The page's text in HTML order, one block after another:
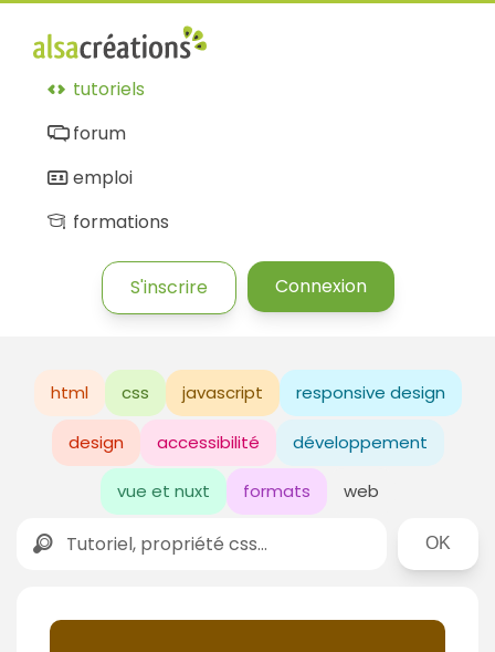
tutoriels
forum
emploi
formations
S'inscrire Connexion
html css javascript responsive design
design accessibilité développement
vue et nuxt formats web
Rechercher